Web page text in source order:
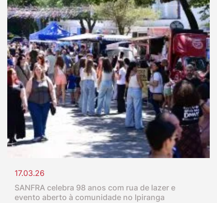
17.03.26
SANFRA celebra 98 anos com rua de lazer e
evento aberto à comunidade no Ipiranga